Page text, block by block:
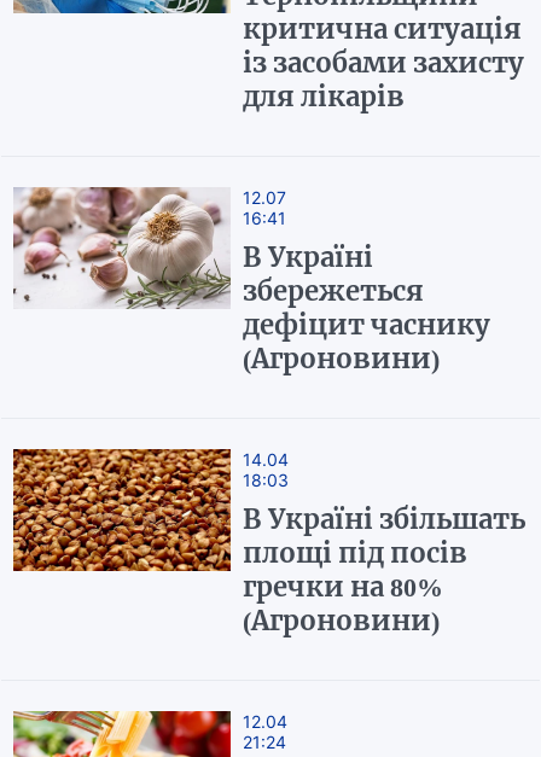
критична ситуація
із засобами захисту
для лікарів
12.07
16:41
В Україні
збережеться
дефіцит часнику
(Агроновини)
14.04
18:03
В Україні збільшать
площі під посів
гречки на 80%
(Агроновини)
12.04
21:24